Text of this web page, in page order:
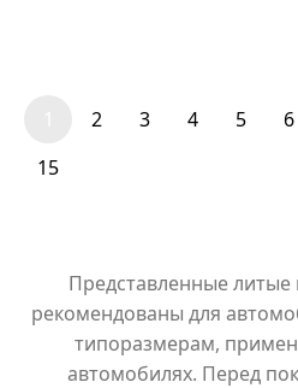
2 3 4 5 6
15
Представленные литые
рекомендованы для
типоразмерам,
автомобилях. Перед